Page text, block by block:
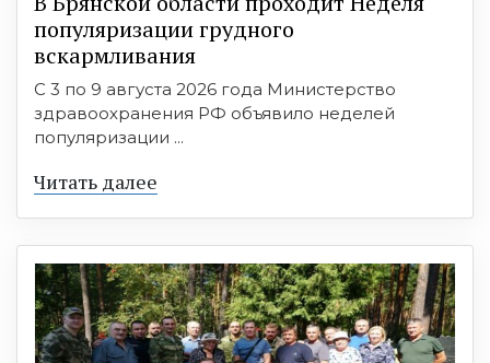
популяризации грудного
вскармливания
С 3 по 9 августа 2026 года Министерство
здравоохранения РФ объявило неделей
популяризации ...
Читать далее